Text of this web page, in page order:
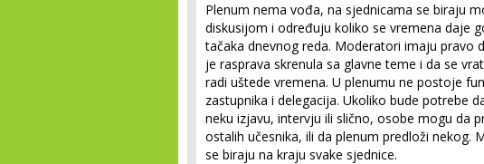
Plenum nema vođa, na sjednicama se biraju
diskusijom i određuju koliko se vremena daje
tačaka dnevnog reda. Moderatori imaju pravo
je rasprava skrenula sa glavne teme i da se
radi uštede vremena. U plenumu ne postoje
zastupnika i delegacija. Ukoliko bude potrebe
neku izjavu, intervju ili slično, osobe mogu da
ostalih učesnika, ili da plenum predloži nekog.
se biraju na kraju svake sjednice.